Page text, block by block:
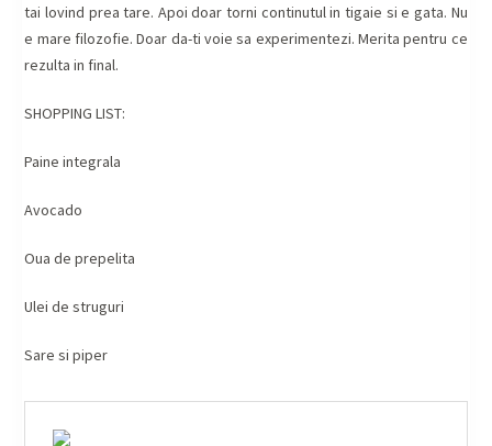
tai lovind prea tare. Apoi doar torni continutul in tigaie si e gata. Nu
e mare filozofie. Doar da-ti voie sa experimentezi. Merita pentru ce
rezulta in final.
SHOPPING LIST:
Paine integrala
Avocado
Oua de prepelita
Ulei de struguri
Sare si piper